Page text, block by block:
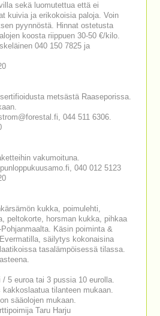
sekä luomutettua että ei
kuivia ja erikokoisia paloja. Voin
pyynnöstä. Hinnat ostetusta
koosta riippuen 30-50 €/kilo.
040 150 7825 ja
metsästä Raaseporissa.
044 511 6306.
vakumoituna.
040 012 5123
kukka, poimulehti,
peltokorte, horsman kukka, pihkaa
Käsin poiminta &
säilytys kokonaisina
tasalämpöisessä tilassa.
5 euroa tai 3 pussia 10 eurolla.
kakkoslaatua tilanteen mukaan.
sääolojen mukaan.
Taru Harju